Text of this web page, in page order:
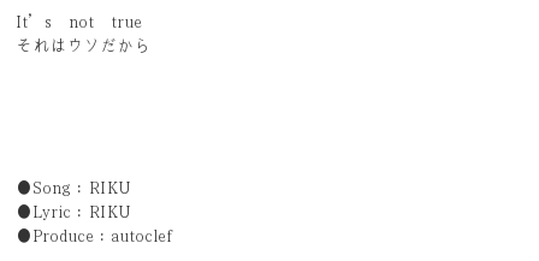
It’s not true
それはウソだから
●Song：RIKU
●Lyric：RIKU
●Produce：autoclef